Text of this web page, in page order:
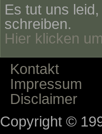
Es tut uns
schreiben.
Hier klicken
Kontakt
Impressum
Disclaimer
Copyright ©